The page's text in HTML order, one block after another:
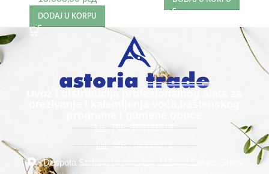
DODAJ U KORPU
PIB: 100111613
MB : 06339271
Despota Stefana Lazarevića 2 15000 Šabac, Srbija